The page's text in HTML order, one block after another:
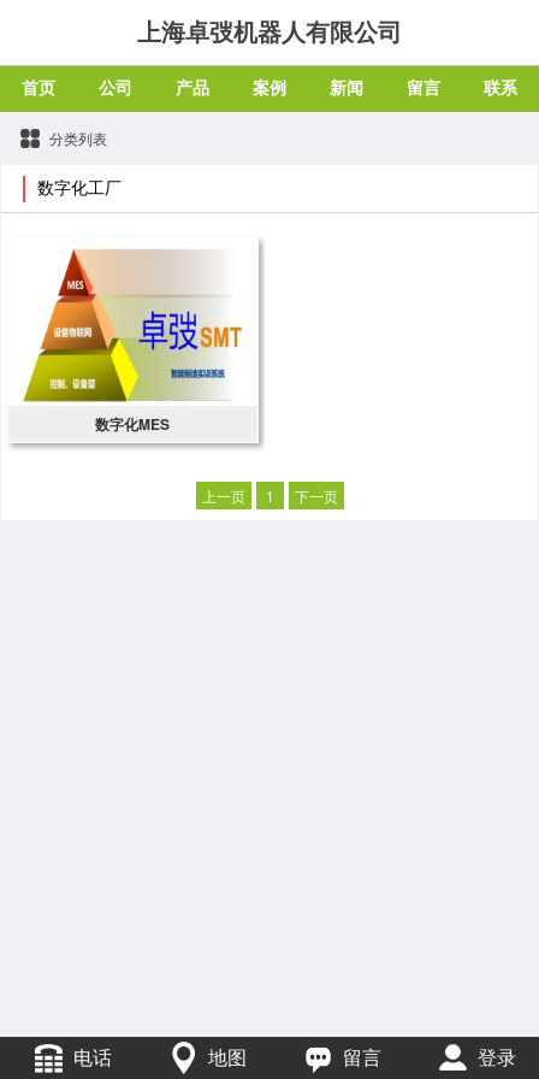
上海卓弢机器人有限公司
首页 公司 产品 案例 新闻 留言 联系
分类列表
数字化工厂
数字化MES
上一页 1 下一页
电话 地图 留言 登录